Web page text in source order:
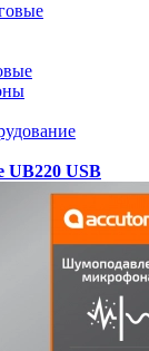
UB220 USB